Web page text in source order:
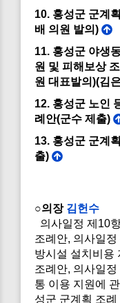
10. 홍성군 군계
배 의원 발의)
11. 홍성군 야생
원 및 피해보상
원 대표발의)(김
12. 홍성군 노인
례안(군수 제출)
13. 홍성군 군계
출)
○의장 김헌수
의사일정 제10
조례안, 의사일
방시설 설치비용
조례안, 의사일
통 이용 지원에
성군 군계획 조